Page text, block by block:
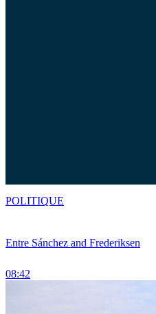
Entre Sánchez and Frederiksen
08:42
POLITIQUE